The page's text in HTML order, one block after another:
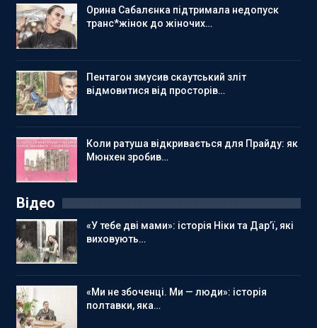
Орина Сабалєнка підтримала недопуск
транс*жінок до жіночих…
Пентагон змусив скаутський зліт
відмовитися від просторів…
Коли ратуша відкривається для Прайду: як
Мюнхен зробив…
Відео
«У тебе дві мами»: історія Ніки та Дар’ї, які
виховують…
«Ми не збоченці. Ми — люди»: історія
полтавки, яка…